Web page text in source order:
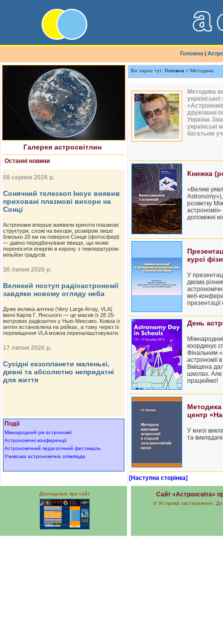
Головна|
Найновіше астрофото
Галерея астросвітлин
Останні новини
08 серпня 2026 р.
Сонячний телескоп Іноує виявив
приховані плазмові вихори на
Сонці
Астрономи вперше виявили крихітні плазмові
структури, схожі на вихори, розміром лише
близько 20 км на поверхні Сонця (фотосфері)
— давно передбачуване явище, що може
переносити енергію в корону з температурою
мільйон градусів.
30 липня 2026 р.
Великий поступ радіоастрономії
завдяки новому огляду неба
Дуже велика антена (Very Large Array, VLA)
імені Карла Г. Янського — це масив із 28 25-
метрових радіоантен у Нью-Мексико. Кожна із
антен встановлена на рейках, а тому через їх
переміщення VLA можна переналаштовувати.
17 липня 2026 р.
Сусідні екзопланети маленькі,
дивні та абсолютно непридатні
для життя
Події
Міжнародний рік астрономії
Астрономічні конференції
Астрономічний педагогічний фестиваль
Учнівська астрономічна олімпіада
Ви зараз тут: Головна > Методика
Методика
друковані
України.
українські
багатьом
Книжка
«Великі
Astronomy»),
розвитку
допоміжні
курсі
У
двома
веб-
День
координує
Фінальним
астрономії
Вміщена
школах. Але
працюймо!
Методика
центр
У книзі
та
[Наступна сторінка]
Докладніше про сайт Сайт «Астроосвіта»
© Усі права застережено.